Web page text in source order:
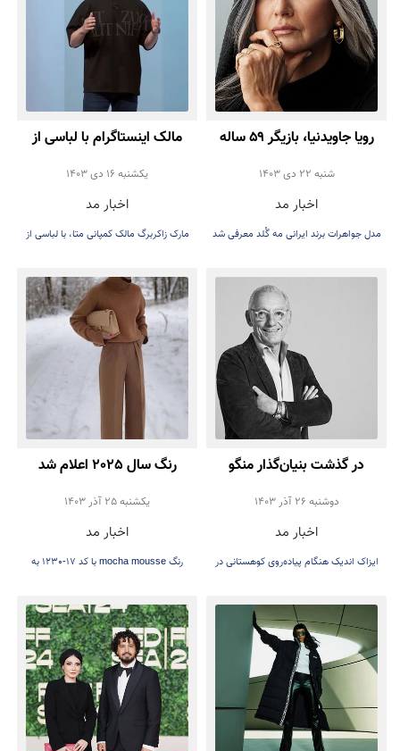
رویا جاویدنیا، بازیگر ۵۹ ساله
سینمای ایران مدل برند
جواهرات شد
شنبه 22 دی 1403
اخبار مد
مدل جواهرات برند ایرانی مه گُلد معرفی شد
مالک اینستاگرام با لباسی از
طراح ایرانی سال نو را تبریک
گفت
يكشنبه 16 دی 1403
اخبار مد
مارک زاکربرگ مالک کمپانی متا، با لباسی از
در گذشت بنیان‌گذار منگو
دوشنبه 26 آذر 1403
اخبار مد
ایزاک اندیک هنگام پیاده‌روی کوهستانی در
رنگ سال 2025 اعلام شد
يكشنبه 25 آذر 1403
اخبار مد
رنگ mocha mousse با کد 17-1230 به